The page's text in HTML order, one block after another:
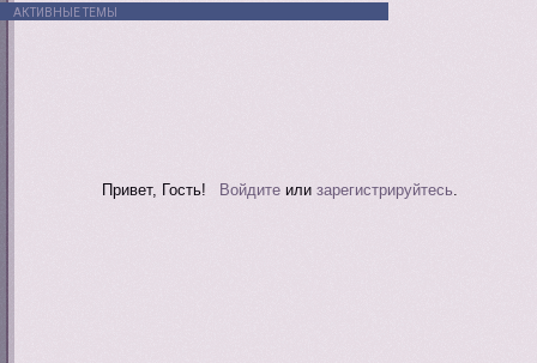
АКТИВНЫЕ ТЕМЫ
Привет, Гость! Войдитеили зарегистрируйтесь.